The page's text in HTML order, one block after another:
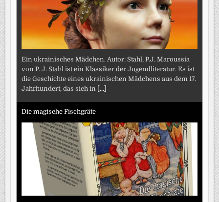
Ein ukrainisches Mädchen. Autor: Stahl, P.J. Maroussia
von P. J. Stahl ist ein Klassiker der Jugendliteratur. Es ist
die Geschichte eines ukrainischen Mädchens aus dem 17.
Jahrhundert, das sich in [...]
Die magische Fischgräte